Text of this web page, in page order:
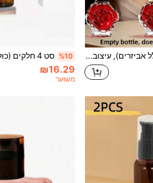
סט 6 חלקים (כולל אביזרים), עיצוב בצורת ורד, בקבוק בושם מזכוכית שקופה 10 מ"ל, ראש ספריי מאלומיניום מצופה חשמלית, בקבוק ריק, מתז בושם, בקבוק ספריי מזכוכית למילוי חוזר, בקבוק לשמן אתרי, בקבוק לסרום, עם משפך, קש, מתפעל, בקבוק בושם נייד לנסיעות. ערכת מיכל קוסמטי למילוי חוזר. סט בקבוקי ספריי. %10
₪16.29
משוער